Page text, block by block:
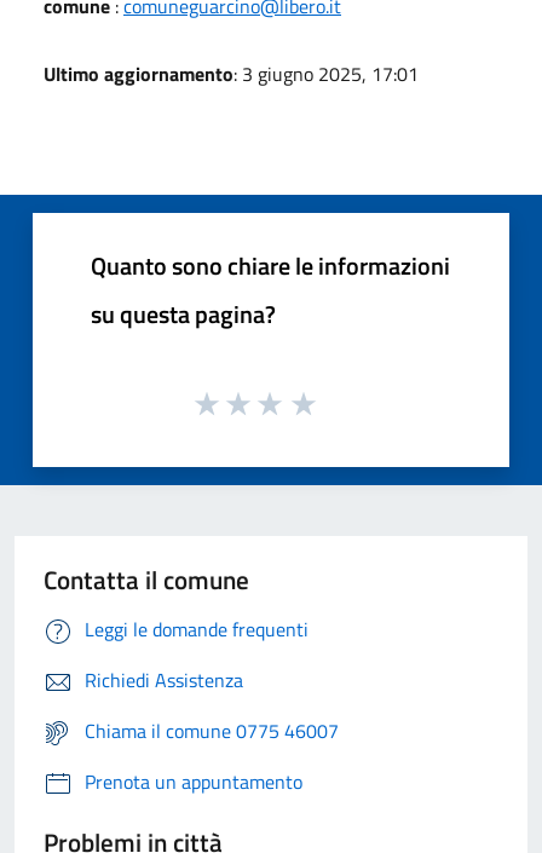
Ultimo aggiornamento: 3 giugno 2025, 17:01
Quanto sono chiare le informazioni
su questa pagina?
Contatta il comune
Leggi le domande frequenti
Richiedi Assistenza
Chiama il comune 0775 46007
Prenota un appuntamento
Problemi in città